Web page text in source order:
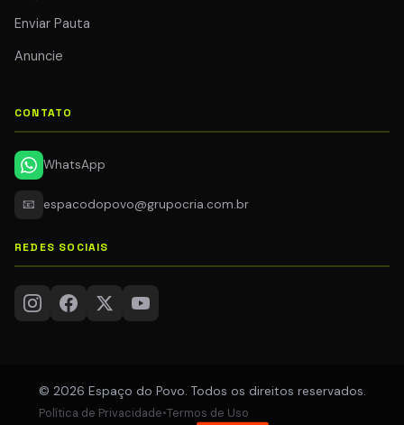
Enviar Pauta
Anuncie
CONTATO
WhatsApp
📧 espacodopovo@grupocria.com.br
REDES SOCIAIS
© 2026 Espaço do Povo. Todos os direitos reservados.
Política de Privacidade•Termos de Uso